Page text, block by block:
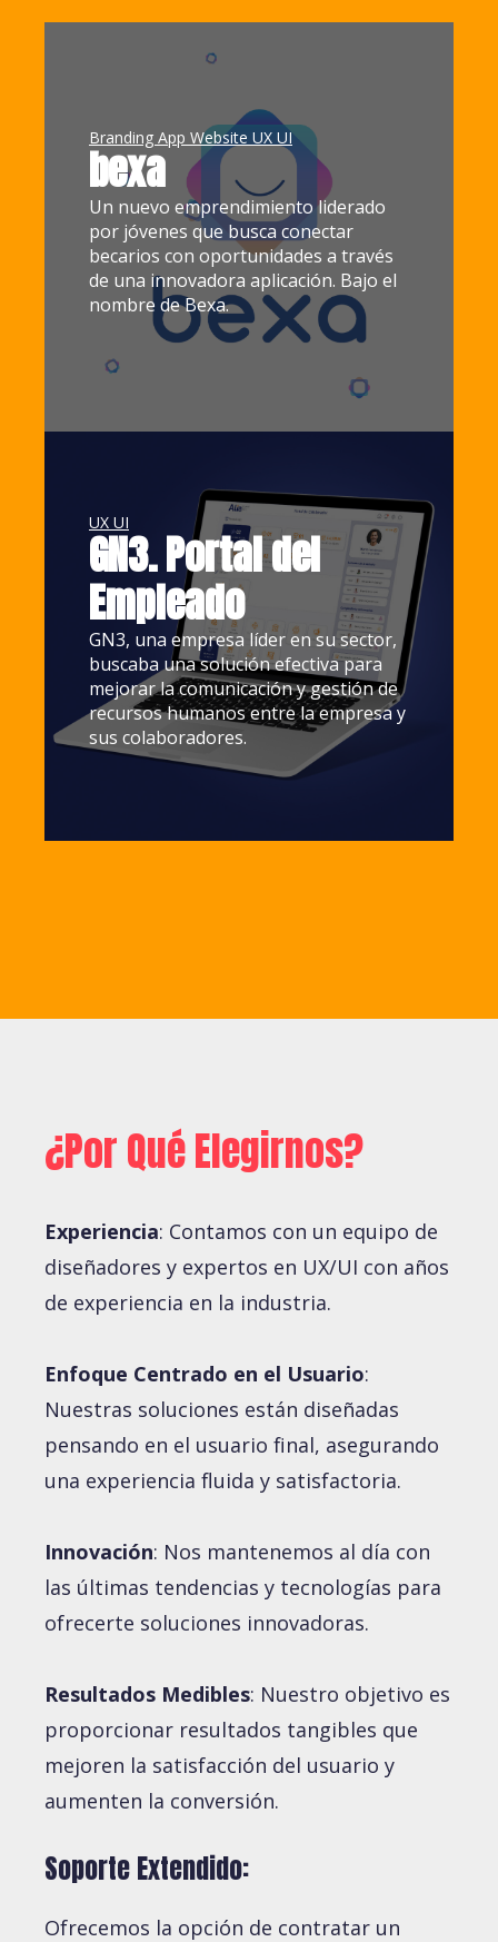
Branding App Website UX UI
bexa
Un nuevo emprendimiento liderado
por jóvenes que busca conectar
becarios con oportunidades a través
de una innovadora aplicación. Bajo el
nombre de Bexa.
UX UI
GN3. Portal del
Empleado
GN3, una empresa líder en su sector,
buscaba una solución efectiva para
mejorar la comunicación y gestión de
recursos humanos entre la empresa y
sus colaboradores.
¿Por Qué Elegirnos?
Experiencia: Contamos con un equipo de
diseñadores y expertos en UX/UI con años
de experiencia en la industria.
Enfoque Centrado en el Usuario:
Nuestras soluciones están diseñadas
pensando en el usuario final, asegurando
una experiencia fluida y satisfactoria.
Innovación: Nos mantenemos al día con
las últimas tendencias y tecnologías para
ofrecerte soluciones innovadoras.
Resultados Medibles: Nuestro objetivo es
proporcionar resultados tangibles que
mejoren la satisfacción del usuario y
aumenten la conversión.
Soporte Extendido:
Ofrecemos la opción de contratar un